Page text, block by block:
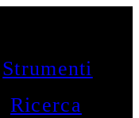
Strumenti
Ricerca